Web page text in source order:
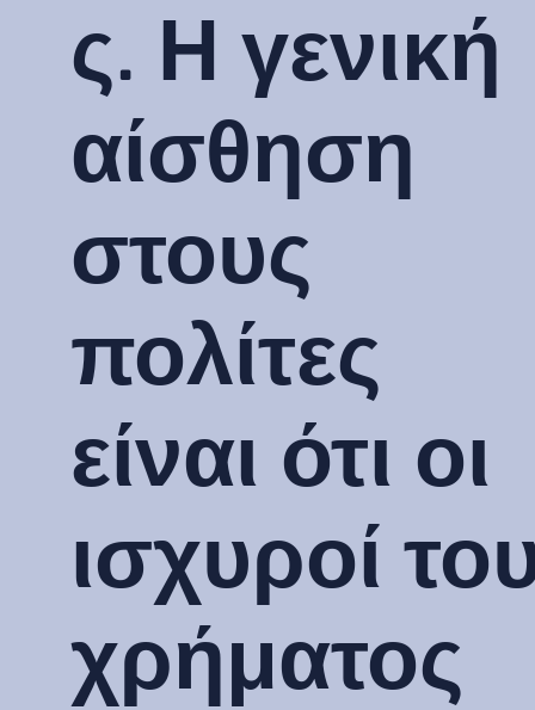
ς. Η γενική
αίσθηση
στους
πολίτες
είναι ότι οι
ισχυροί
χρήματος